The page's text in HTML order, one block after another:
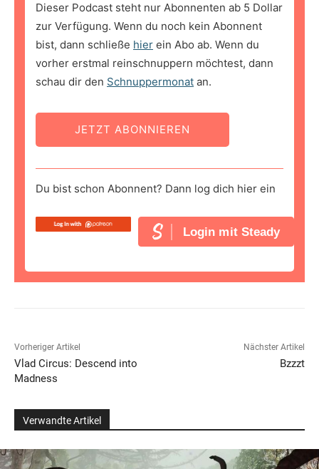
Dieser Podcast steht nur Abonnenten ab 5 Dollar
zur Verfügung. Wenn du noch kein Abonnent
bist, dann schließe hier ein Abo ab. Wenn du
vorher erstmal reinschnuppern möchtest, dann
schau dir den Schnuppermonat an.
JETZT ABONNIEREN
Du bist schon Abonnent? Dann log dich hier ein
Login mit Steady
Vorheriger Artikel
Vlad Circus: Descend into
Madness
Nächster Artikel
Bzzzt
Verwandte Artikel